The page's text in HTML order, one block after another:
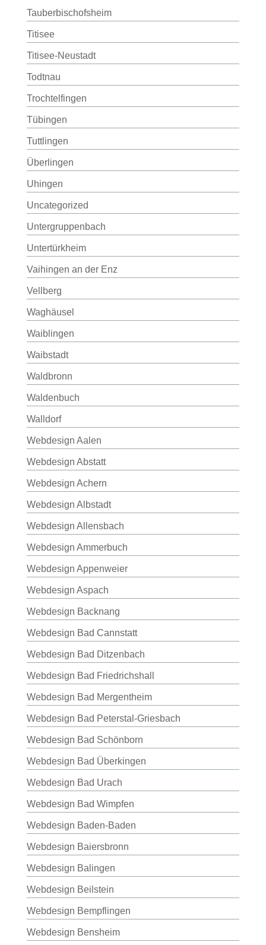
Tauberbischofsheim
Titisee
Titisee-Neustadt
Todtnau
Trochtelfingen
Tübingen
Tuttlingen
Überlingen
Uhingen
Uncategorized
Untergruppenbach
Untertürkheim
Vaihingen an der Enz
Vellberg
Waghäusel
Waiblingen
Waibstadt
Waldbronn
Waldenbuch
Walldorf
Webdesign Aalen
Webdesign Abstatt
Webdesign Achern
Webdesign Albstadt
Webdesign Allensbach
Webdesign Ammerbuch
Webdesign Appenweier
Webdesign Aspach
Webdesign Backnang
Webdesign Bad Cannstatt
Webdesign Bad Ditzenbach
Webdesign Bad Friedrichshall
Webdesign Bad Mergentheim
Webdesign Bad Peterstal-Griesbach
Webdesign Bad Schönborn
Webdesign Bad Überkingen
Webdesign Bad Urach
Webdesign Bad Wimpfen
Webdesign Baden-Baden
Webdesign Baiersbronn
Webdesign Balingen
Webdesign Beilstein
Webdesign Bempflingen
Webdesign Bensheim